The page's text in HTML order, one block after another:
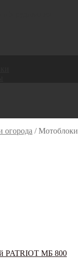
огорода /Мотоблоки
PATRIOT МБ 800